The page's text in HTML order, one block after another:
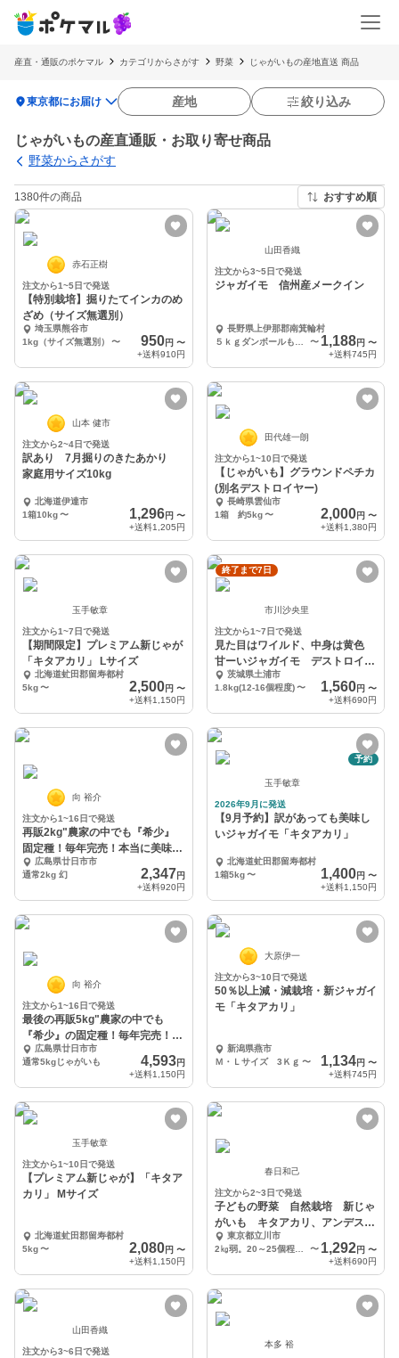
産直・通販のポケマル カテゴリからさがす 野菜 じゃがいもの産地直送 商品
location_on東京都にお届け 産地 絞り込み
じゃがいもの産直通販・お取り寄せ商品
野菜からさがす
1380件の商品 おすすめ順
赤石正樹
注文から1~5日で発送
【特別栽培】掘りたてインカのめ
ざめ（サイズ無選別）
埼玉県熊谷市
1kg（サイズ無選別）
〜 950円 〜
+送料910円
山田香織
注文から3~5日で発送
ジャガイモ 信州産メークイン
長野県上伊那郡南箕輪村
〜 1,188円 〜
+送料745円
山本 健市
注文から2~4日で発送
訳あり 7月掘りのきたあかり
家庭用サイズ10kg
北海道伊達市
1箱10kg〜 1,296円 〜
+送料1,205円
田代雄一朗
注文から1~10日で発送
【じゃがいも】グラウンドペチカ
(別名デストロイヤー)
長崎県雲仙市
1箱 約5kg 〜 2,000円 〜
+送料1,380円
玉手敏章
注文から1~7日で発送
【期間限定】プレミアム新じゃが
「キタアカリ」 Lサイズ
北海道虻田郡留寿都村
5kg〜 2,500円 〜
+送料1,150円
終了まで7日
市川沙央里
注文から1~7日で発送
見た目はワイルド、中身は黄色
甘ーいジャガイモ デストロイヤ
ー 茨城県土浦市
1.8kg(12-16個程度) 〜 1,560円 〜
+送料690円
向 裕介
注文から1~16日で発送
再販2kg"農家の中でも『希少』
固定種！毎年完売！本当に美味し
い春じゃが芋
広島県廿日市市
通常2kg 幻
2,347 円
+送料920円
予約
玉手敏章
2026年9月に発送
【9月予約】訳があっても美味し
いジャガイモ「キタアカリ」
北海道虻田郡留寿都村
1箱5kg 〜 1,400円 〜
+送料1,150円
向 裕介
注文から1~16日で発送
最後の再販5kg"農家の中でも
『希少』の固定種！毎年完売！本
当美味しい春じゃが芋
広島県廿日市市
通常5kgじゃがいも
4,593円
+送料1,150円
大原伊一
注文から3~10日で発送
50％以上減・減栽培・新ジャガイ
モ「キタアカリ」
新潟県燕市
Ｍ・Ｌサイズ 3Ｋｇ 〜 1,134円 〜
+送料745円
玉手敏章
注文から1~10日で発送
【プレミアム新じゃが】「キタア
カリ」 Mサイズ
北海道虻田郡留寿都村
5kg〜 2,080円 〜
+送料1,150円
春日和己
注文から2~3日で発送
子どもの野菜 自然栽培 新じゃ
がいも キタアカリ、アンデスレ
ッド食べ比べセット
東京都立川市
2㎏弱。20～25個程度。６０サイズの段ボールに詰められるだけ。
〜 1,292円 〜
+送料690円
山田香織
注文から3~6日で発送
本多 裕